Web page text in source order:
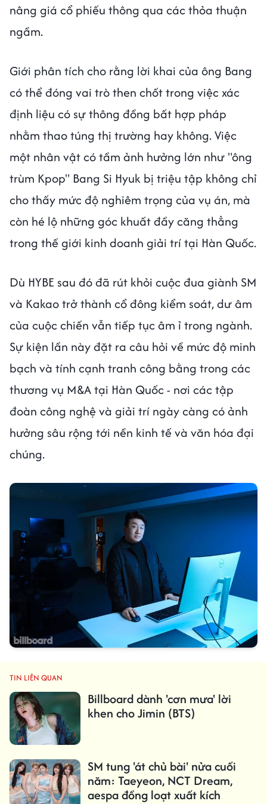
nâng giá cổ phiếu thông qua các thỏa thuận
ngầm.
Giới phân tích cho rằng lời khai của ông Bang
có thể đóng vai trò then chốt trong việc xác
định liệu có sự thông đồng bất hợp pháp
nhằm thao túng thị trường hay không. Việc
một nhân vật có tầm ảnh hưởng lớn như "ông
trùm Kpop" Bang Si Hyuk bị triệu tập không chỉ
cho thấy mức độ nghiêm trọng của vụ án, mà
còn hé lộ những góc khuất đầy căng thẳng
trong thế giới kinh doanh giải trí tại Hàn Quốc.
Dù HYBE sau đó đã rút khỏi cuộc đua giành SM
và Kakao trở thành cổ đông kiểm soát, dư âm
của cuộc chiến vẫn tiếp tục âm ỉ trong ngành.
Sự kiện lần này đặt ra câu hỏi về mức độ minh
bạch và tính cạnh tranh công bằng trong các
thương vụ M&A tại Hàn Quốc - nơi các tập
đoàn công nghệ và giải trí ngày càng có ảnh
hưởng sâu rộng tới nền kinh tế và văn hóa đại
chúng.
TIN LIÊN QUAN
Billboard dành 'cơn mưa' lời
khen cho Jimin (BTS)
SM tung 'át chủ bài' nửa cuối
năm: Taeyeon, NCT Dream,
aespa đồng loạt xuất kích